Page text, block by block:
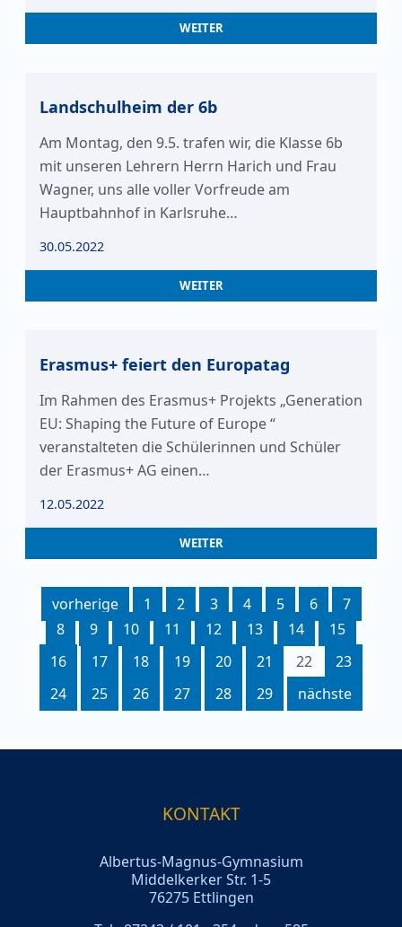
WEITER
Landschulheim der 6b
Am Montag, den 9.5. trafen wir, die Klasse 6b
mit unseren Lehrern Herrn Harich und Frau
Wagner, uns alle voller Vorfreude am
Hauptbahnhof in Karlsruhe…
30.05.2022
WEITER
Erasmus+ feiert den Europatag
Im Rahmen des Erasmus+ Projekts „Generation
EU: Shaping the Future of Europe “
veranstalteten die Schülerinnen und Schüler
der Erasmus+ AG einen…
12.05.2022
WEITER
vorherige 1 2 3 4 5 6
7
8
9 10 11 12 13 14
15
16
17 18 19 20 21 22
23
24
25 26 27 28 29 nächste
KONTAKT
Albertus-Magnus-Gymnasium
Middelkerker Str. 1-5
76275 Ettlingen